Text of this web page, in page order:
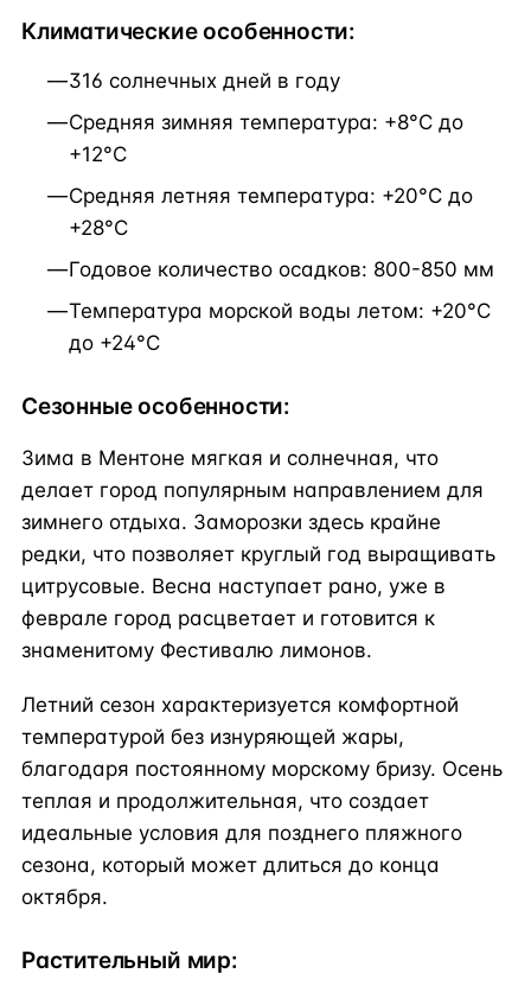
Климатические особенности:
316 солнечных дней в году
Средняя зимняя температура: +8°C до
+12°C
Средняя летняя температура: +20°C до
+28°C
Годовое количество осадков: 800-850 мм
Температура морской воды летом: +20°C
до +24°C
Сезонные особенности:
Зима в Ментоне мягкая и солнечная, что
делает город популярным направлением для
зимнего отдыха. Заморозки здесь крайне
редки, что позволяет круглый год выращивать
цитрусовые. Весна наступает рано, уже в
феврале город расцветает и готовится к
знаменитому Фестивалю лимонов.
Летний сезон характеризуется комфортной
температурой без изнуряющей жары,
благодаря постоянному морскому бризу. Осень
теплая и продолжительная, что создает
идеальные условия для позднего пляжного
сезона, который может длиться до конца
октября.
Растительный мир: